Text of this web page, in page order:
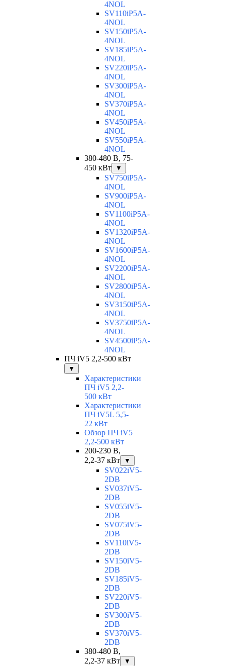
4NOL
SV110iP5A-
4NOL
SV150iP5A-
4NOL
SV185iP5A-
4NOL
SV220iP5A-
4NOL
SV300iP5A-
4NOL
SV370iP5A-
4NOL
SV450iP5A-
4NOL
SV550iP5A-
4NOL
380-480 В, 75-
450 кВт
▼
SV750iP5A-
4NOL
SV900iP5A-
4NOL
SV1100iP5A-
4NOL
SV1320iP5A-
4NOL
SV1600iP5A-
4NOL
SV2200iP5A-
4NOL
SV2800iP5A-
4NOL
SV3150iP5A-
4NOL
SV3750iP5A-
4NOL
SV4500iP5A-
4NOL
ПЧ iV5 2,2-500 кВт
▼
Характеристики
ПЧ iV5 2,2-
500 кВт
Характеристики
ПЧ iV5L 5,5-
22 кВт
Обзор ПЧ iV5
2,2-500 кВт
200-230 В,
2,2-37 кВт
▼
SV022iV5-
2DB
SV037iV5-
2DB
SV055iV5-
2DB
SV075iV5-
2DB
SV110iV5-
2DB
SV150iV5-
2DB
SV185iV5-
2DB
SV220iV5-
2DB
SV300iV5-
2DB
SV370iV5-
2DB
380-480 В,
2,2-37 кВт
▼